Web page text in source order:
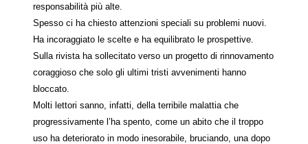
responsabilità più alte.
Spesso ci ha chiesto attenzioni speciali su problemi nuovi.
Ha incoraggiato le scelte e ha equilibrato le prospettive.
Sulla rivista ha sollecitato verso un progetto di rinnovamento
coraggioso che solo gli ultimi tristi avvenimenti hanno
bloccato.
Molti lettori sanno, infatti, della terribile malattia che
progressivamente l’ha spento, come un abito che il troppo
uso ha deteriorato in modo inesorabile, bruciando, una dopo